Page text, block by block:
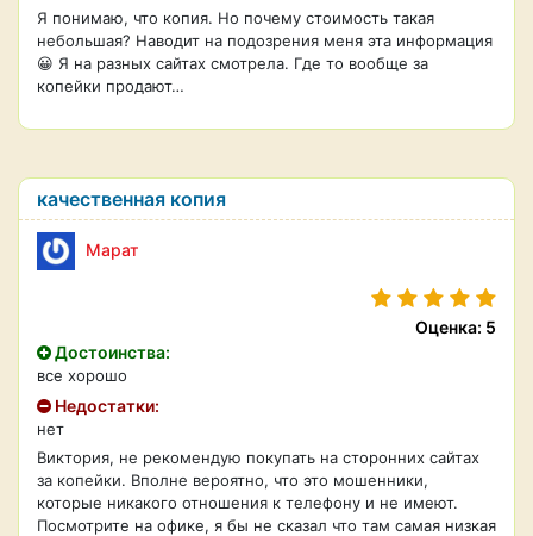
Я понимаю, что копия. Но почему стоимость такая
небольшая? Наводит на подозрения меня эта информация
😀 Я на разных сайтах смотрела. Где то вообще за
копейки продают…
качественная копия
Марат
Оценка: 5
Достоинства:
все хорошо
Недостатки:
нет
Виктория, не рекомендую покупать на сторонних сайтах
за копейки. Вполне вероятно, что это мошенники,
которые никакого отношения к телефону и не имеют.
Посмотрите на офике, я бы не сказал что там самая низкая